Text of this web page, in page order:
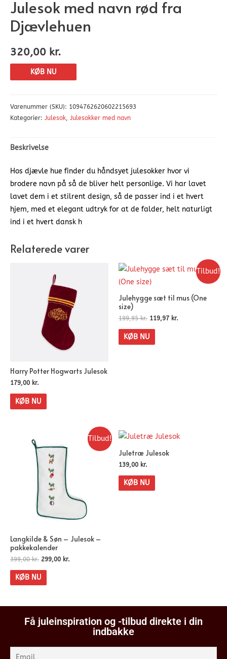
Julesok med navn rød fra
Djævlehuen
320,00 kr.
KØB NU
Varenummer (SKU): 1094762620602215693
Kategorier: Julesok, Julesokker med navn
Beskrivelse
Hos djævle hue finder du håndsyet julesokker hvor vi
brodere navn på så de bliver helt personlige. Vi har lavet
lavet dem i et stilrent design, så de passer ind i et hvert
hjem, med et elegant udtryk for at de falder, helt naturligt
ind i et hvert dansk h
Relaterede varer
Harry Potter Hogwarts Julesok
179,00 kr.
KØB NU
Tilbud!
Julehygge sæt til mus (One
size)
199,95kr. 119,97 kr.
KØB NU
Tilbud!
Langkilde & Søn – Julesok –
pakkekalender
399,00kr. 299,00 kr.
KØB NU
Juletræ Julesok
139,00 kr.
KØB NU
Få juleinspiration og -tilbud direkte i din
indbakke